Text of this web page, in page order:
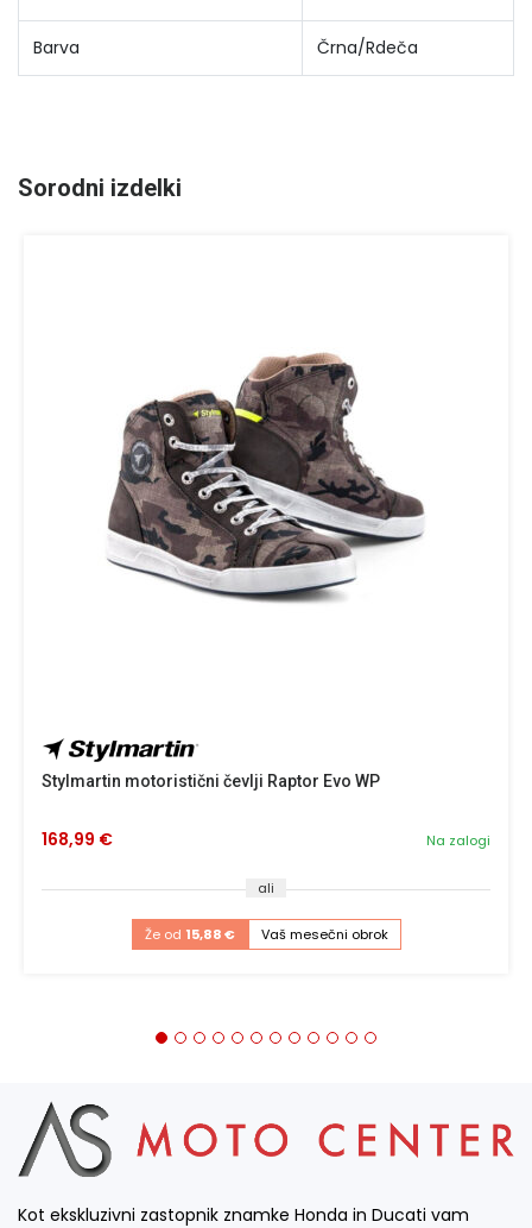
Barva Črna/Rdeča
Sorodni izdelki
Stylmartin motoristični čevlji Raptor Evo WP
Na zalogi
168,99 €
ali
Že od 15,88 € Vaš mesečni obrok
Kot ekskluzivni zastopnik znamke Honda in Ducati vam